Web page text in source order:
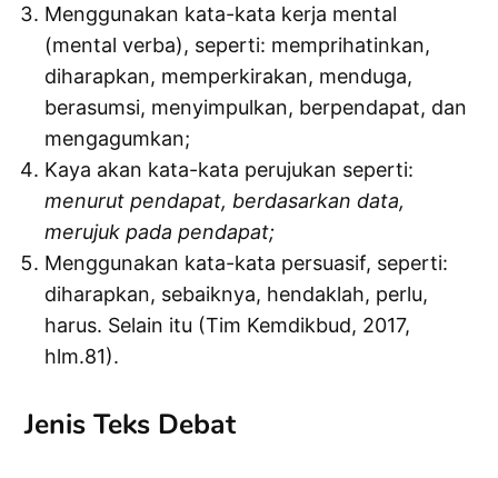
Menggunakan kata-kata kerja mental
(mental verba), seperti: memprihatinkan,
diharapkan, memperkirakan, menduga,
berasumsi, menyimpulkan, berpendapat, dan
mengagumkan;
Kaya akan kata-kata perujukan seperti:
menurut pendapat, berdasarkan data,
merujuk pada pendapat;
Menggunakan kata-kata persuasif, seperti:
diharapkan, sebaiknya, hendaklah, perlu,
harus. Selain itu (Tim Kemdikbud, 2017,
hlm.81).
Jenis Teks Debat